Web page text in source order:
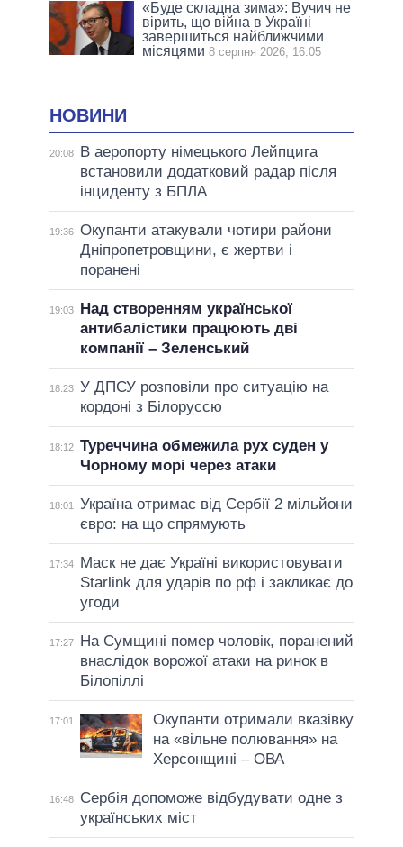
«Буде складна зима»: Вучич не
вірить, що війна в Україні
завершиться найближчими
місяцями 8 серпня 2026, 16:05
НОВИНИ
20:08
В аеропорту німецького Лейпцига
встановили додатковий радар після
інциденту з БПЛА
19:36 Окупанти атакували чотири райони
Дніпропетровщини, є жертви і
поранені
19:03
Над створенням української
антибалістики працюють дві
компанії – Зеленський
18:23 У ДПСУ розповіли про ситуацію на
кордоні з Білоруссю
18:12 Туреччина обмежила рух суден у
Чорному морі через атаки
18:01
Україна отримає від Сербії 2 мільйони
євро: на що спрямують
17:34
Маск не дає Україні використовувати
Starlink для ударів по рф і закликає до
угоди
17:27
На Сумщині помер чоловік, поранений
внаслідок ворожої атаки на ринок в
Білопіллі
17:01
Окупанти отримали вказівку
на «вільне полювання» на
Херсонщині – ОВА
16:48
Сербія допоможе відбудувати одне з
українських міст